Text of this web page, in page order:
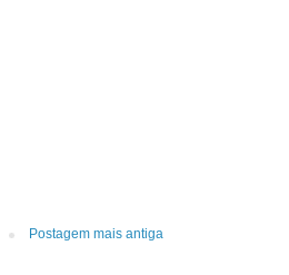
Postagem mais antiga